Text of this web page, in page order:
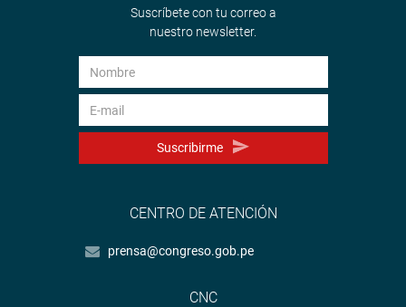
Suscríbete con tu correo a
nuestro newsletter.
Suscribirme
CENTRO DE ATENCIÓN
prensa@congreso.gob.pe
CNC